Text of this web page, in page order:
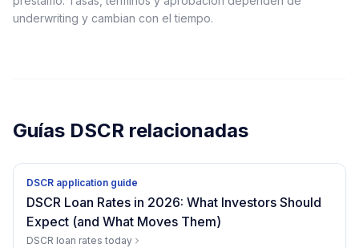
underwriting y cambian con el tiempo.
Guías DSCR relacionadas
DSCR application guide
DSCR Loan Rates in 2026: What Investors Should
Expect (and What Moves Them)
DSCR loan rates today